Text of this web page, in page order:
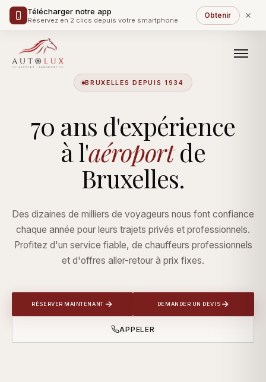
Télécharger notre app
Réservez en 2 clics depuis votre smartphone
Obtenir
BRUXELLES DEPUIS 1934
70 ans d'expérience
à l'aéroportde
Bruxelles.
Des dizaines de milliers de voyageurs nous font confiance
chaque année pour leurs trajets privés et professionnels.
Profitez d'un service fiable, de chauffeurs professionnels
et d'offres aller-retour à prix fixes.
RÉSERVER MAINTENANT DEMANDER UN DEVIS
APPELER